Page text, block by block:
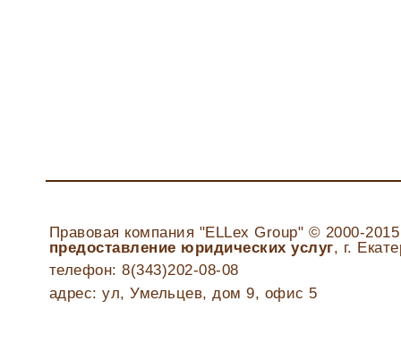
Правовая компания "ELLex Group" © 2000-2015
предоставление юридических услуг, г.
телефон: 8(343)202-08-08
адрес: ул, Умельцев, дом 9, офис 5